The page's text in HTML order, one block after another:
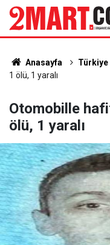
Anasayfa Türkiye
1 ölü, 1 yaralı
Otomobille
ölü, 1 yaralı